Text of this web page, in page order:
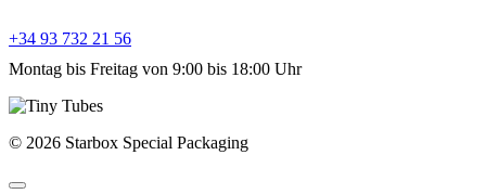
+34 93 732 21 56
Montag bis Freitag von 9:00 bis 18:00 Uhr
© 2026 Starbox Special Packaging